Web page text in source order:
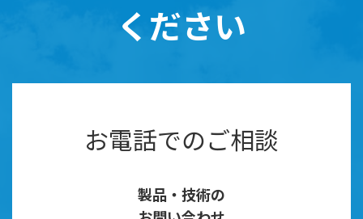
ください
お電話でのご相談
製品・技術の